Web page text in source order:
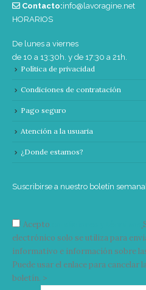
Contacto:info@lavoragine.net
HORARIOS
De lunes a viernes
de 10 a 13:30h. y de 17:30 a 21h.
Política de privacidad
Condiciones de contratación
Pago seguro
Atención a la usuaria
¿Donde estamos?
Suscribirse a nuestro boletín semanal
Acepto
electrónico solo se utiliza para
informativo e información sobre
Puede usar el enlace para cancelar
boletín. >